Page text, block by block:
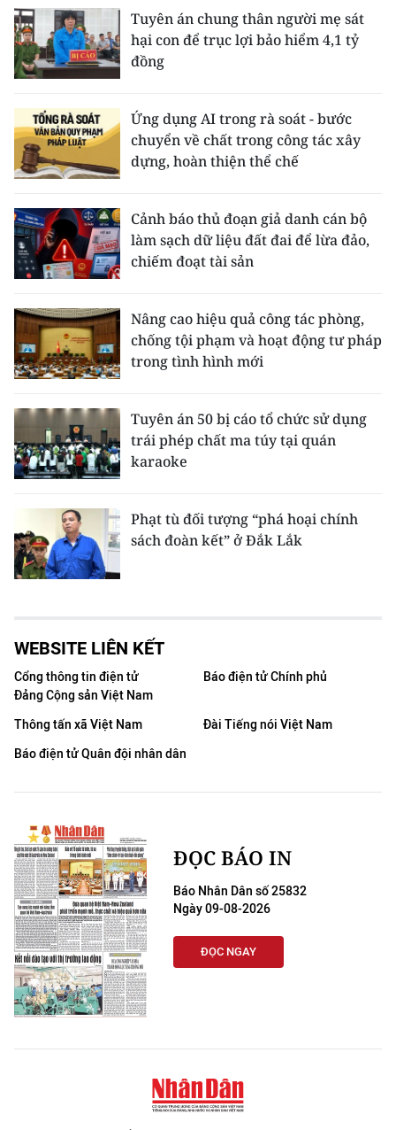
Tuyên án chung thân người mẹ sát
hại con để trục lợi bảo hiểm 4,1 tỷ
đồng
Ứng dụng AI trong rà soát - bước
chuyển về chất trong công tác xây
dựng, hoàn thiện thể chế
Cảnh báo thủ đoạn giả danh cán bộ
làm sạch dữ liệu đất đai để lừa đảo,
chiếm đoạt tài sản
Nâng cao hiệu quả công tác phòng,
chống tội phạm và hoạt động tư pháp
trong tình hình mới
Tuyên án 50 bị cáo tổ chức sử dụng
trái phép chất ma túy tại quán
karaoke
Phạt tù đối tượng “phá hoại chính
sách đoàn kết” ở Đắk Lắk
WEBSITE LIÊN KẾT
Cổng thông tin điện tử
Đảng Cộng sản Việt Nam
Báo điện tử Chính phủ
Thông tấn xã Việt Nam
Đài Tiếng nói Việt Nam
Báo điện tử Quân đội nhân dân
ĐỌC BÁO IN
Báo Nhân Dân số 25832
Ngày 09-08-2026
ĐỌC NGAY